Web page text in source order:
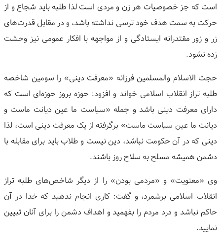
است که جز خصوصیات هر زن و مردی است لذا طلبه باید شجاع و از
حرکت به سمت هدف خود ترسی نداشته باشد، و در مقابل قدرت‌های
زر و زور مقتدرانه ایستادگی و از مواجهه با افکار عمومی نیز وحشت
زده نشود.
حجت الاسلام والمسلمین فرزانه «معرفت دینی» را سومین شاخصه
طلبه تراز انقلاب اسلامی خواند و افزود: حوزه بروز حوزه‌ای است که
دارای معرفت دینی باشد و جمله «سیاست ما عین دیانت ماست و
دیانت ما عین سیاست ماست» برگرفته از یک معرفت دینی است، لذا
دینی که در آن حکومت نباشد، دین نیست و طلاب باید برای مقابله با
دشمن همیشه مسلح به سلاح روز باشند.
وی «معنویت» و «مردمی بودن» را از دیگر شاخص‌های طلبه تراز
انقلاب اسلامی برشمرد، و گفت: کاری انجام ندهید که خدا در آن
حاکم نباشد و درد مردم را بفهمید و اهداف دشمن را برای آنان تبیین
نمایید.